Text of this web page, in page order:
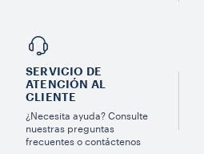
SERVICIO DE
ATENCIÓN AL
CLIENTE
¿Necesita ayuda? Consulte
nuestras preguntas
frecuentes o contáctenos